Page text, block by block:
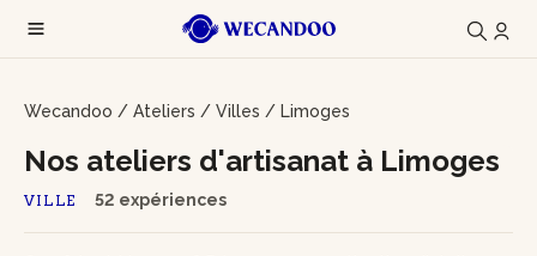
Wecandoo / Ateliers / Villes / Limoges
VILLE 52 expériences
Nos ateliers d'artisanat à Limoges